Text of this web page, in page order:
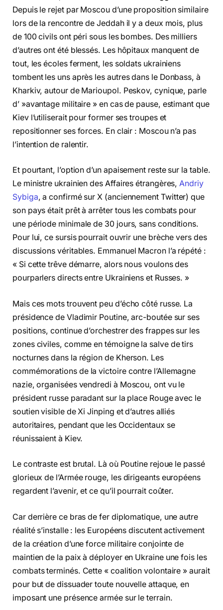
Depuis le rejet par Moscou d’une proposition similaire
lors de la rencontre de Jeddah il y a deux mois, plus
de 100 civils ont péri sous les bombes. Des milliers
d’autres ont été blessés. Les hôpitaux manquent de
tout, les écoles ferment, les soldats ukrainiens
tombent les uns après les autres dans le Donbass, à
Kharkiv, autour de Marioupol. Peskov, cynique, parle
d’ »avantage militaire » en cas de pause, estimant que
Kiev l’utiliserait pour former ses troupes et
repositionner ses forces. En clair : Moscou n’a pas
l’intention de ralentir.
Et pourtant, l’option d’un apaisement reste sur la table.
Le ministre ukrainien des Affaires étrangères,Andriy
Sybiga, a confirmé sur X (anciennement Twitter) que
son pays était prêt à arrêter tous les combats pour
une période minimale de 30 jours, sans conditions.
Pour lui, ce sursis pourrait ouvrir une brèche vers des
discussions véritables. Emmanuel Macron l’a répété :
« Si cette trêve démarre, alors nous voulons des
pourparlers directs entre Ukrainiens et Russes. »
Mais ces mots trouvent peu d’écho côté russe. La
présidence de Vladimir Poutine, arc-boutée sur ses
positions, continue d’orchestrer des frappes sur les
zones civiles, comme en témoigne la salve de tirs
nocturnes dans la région de Kherson. Les
commémorations de la victoire contre l’Allemagne
nazie, organisées vendredi à Moscou, ont vu le
président russe paradant sur la place Rouge avec le
soutien visible de Xi Jinping et d’autres alliés
autoritaires, pendant que les Occidentaux se
réunissaient à Kiev.
Le contraste est brutal. Là où Poutine rejoue le passé
glorieux de l’Armée rouge, les dirigeants européens
regardent l’avenir, et ce qu’il pourrait coûter.
Car derrière ce bras de fer diplomatique, une autre
réalité s’installe : les Européens discutent activement
de la création d’une force militaire conjointe de
maintien de la paix à déployer en Ukraine une fois les
combats terminés. Cette « coalition volontaire » aurait
pour but de dissuader toute nouvelle attaque, en
imposant une présence armée sur le terrain.